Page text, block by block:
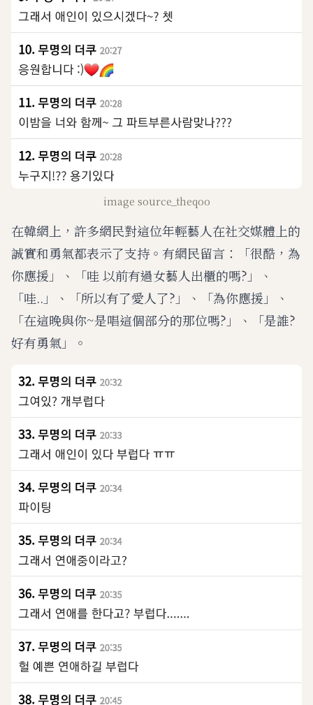
image source_theqoo
在韓網上，許多網民對這位年輕藝人在社交媒體上的
誠實和勇氣都表示了支持。有網民留言：「很酷，為
你應援」、「哇 以前有過女藝人出櫃的嗎?」、
「哇..」、「所以有了愛人了?」、「為你應援」、
「在這晚與你~是唱這個部分的那位嗎?」、「是誰?
好有勇氣」。